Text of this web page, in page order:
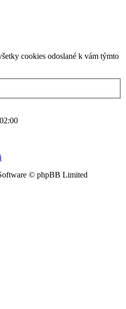
cookies odoslané k vám týmto
© phpBB Limited